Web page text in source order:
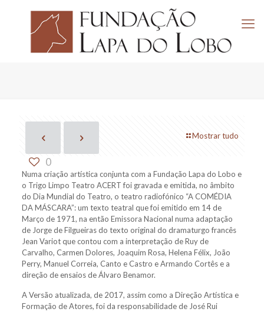
Mostrar tudo
0
Numa criação artística conjunta com a Fundação Lapa do Lobo e
o Trigo Limpo Teatro ACERT foi gravada e emitida, no âmbito
do Dia Mundial do Teatro, o teatro radiofónico “A COMÉDIA
DA MÁSCARA”: um texto teatral que foi emitido em 14 de
Março de 1971, na então Emissora Nacional numa adaptação
de Jorge de Filgueiras do texto original do dramaturgo francês
Jean Variot que contou com a interpretação de Ruy de
Carvalho, Carmen Dolores, Joaquim Rosa, Helena Félix, João
Perry, Manuel Correia, Canto e Castro e Armando Cortês e a
direção de ensaios de Álvaro Benamor.
A Versão atualizada, de 2017, assim como a Direção Artística e
Formação de Atores, foi da responsabilidade de José Rui